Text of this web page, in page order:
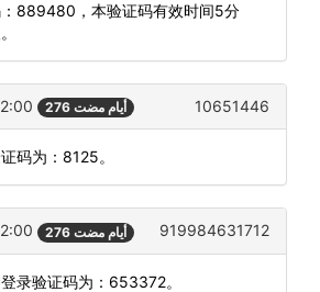
：889480，本验证码有效时间5分
276 أيام مضت 10651446
码为：8125。
276 أيام مضت 919984631712
录验证码为：653372。